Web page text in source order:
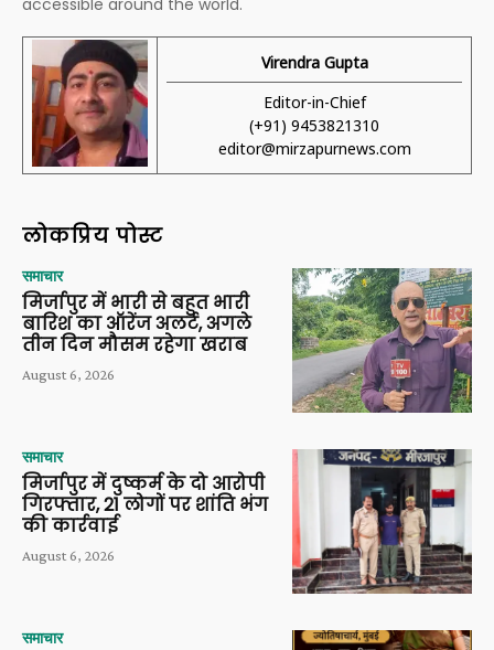
accessible around the world.
Virendra Gupta
Editor-in-Chief
(+91) 9453821310
editor@mirzapurnews.com
लोकप्रिय पोस्ट
समाचार
मिर्जापुर में भारी से बहुत भारी
बारिश का ऑरेंज अलर्ट, अगले
तीन दिन मौसम रहेगा खराब
August 6, 2026
समाचार
मिर्जापुर में दुष्कर्म के दो आरोपी
गिरफ्तार, 21 लोगों पर शांति भंग
की कार्रवाई
August 6, 2026
समाचार